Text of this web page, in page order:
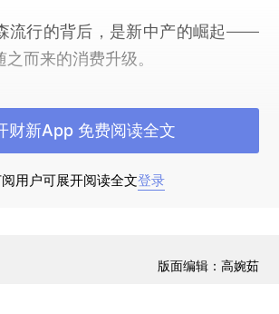
行的背后，是新中产的崛起——
而来的消费升级。
人数已超过2亿。到2020年，在经
，这一数字将达到7亿。
，以80后、90后为代表的新中
烈地发生——是的，激烈。
用户可展开阅读全文登录
财新App 免费阅读全文
版面编辑：高婉茹